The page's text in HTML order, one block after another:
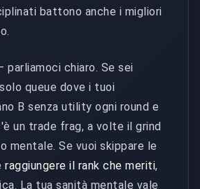
battono anche i migliori
chiaro. Se sei
queue dove i tuoi
B senza utility ogni round e
un trade frag, a volte il grind
mentale. Se vuoi skippare le
raggiungere il rank che meriti,
La tua sanità mentale vale